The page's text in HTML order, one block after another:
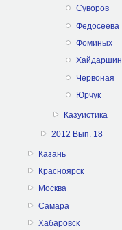
Суворов
Федосеева
Фоминых
Хайдаршин
Червоная
Юрчук
Казуистика
2012 Вып. 18
Казань
Красноярск
Москва
Самара
Хабаровск